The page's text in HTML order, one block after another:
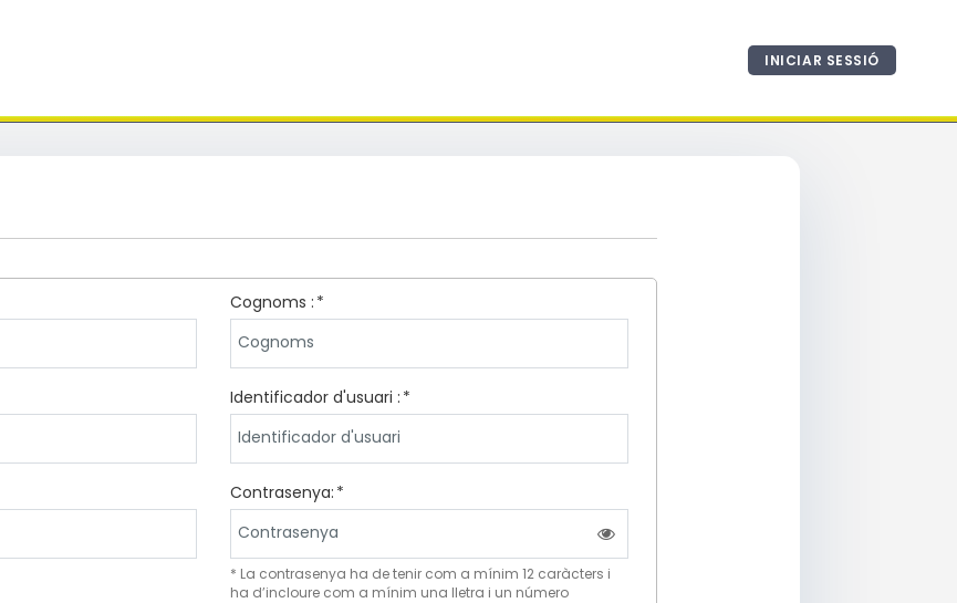
INICIAR SESSIÓ
Cognoms :
Identificador d'usuari :
Contrasenya:
* La contrasenya ha de tenir com a mínim 12 caràcters i
ha d’incloure com a mínim una lletra i un número